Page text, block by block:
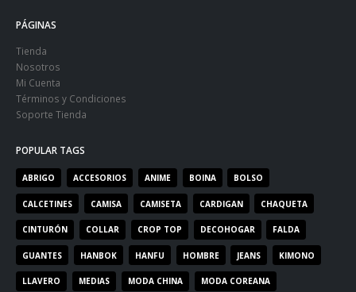
PÁGINAS
Tienda
Nosotros
Mi Cuenta
Términos y Condiciones
Soporte Tienda
POPULAR TAGS
ABRIGO ACCESORIOS ANIME BOINA BOLSO
CALCETINES CAMISA CAMISETA CARDIGAN CHAQUETA
CINTURÓN COLLAR CROP TOP DECOHOGAR FALDA
GUANTES HANBOK HANFU HOMBRE JEANS KIMONO
LLAVERO MEDIAS MODA CHINA MODA COREANA